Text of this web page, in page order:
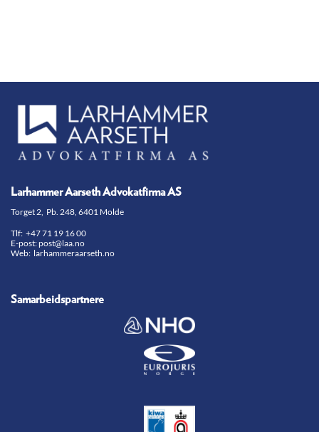
Larhammer Aarseth Advokatfirma AS
Torget 2, Pb. 248, 6401 Molde
Tlf: +47 71 19 16 00
E-post:post@laa.no
Web: larhammeraarseth.no
Samarbeidspartnere